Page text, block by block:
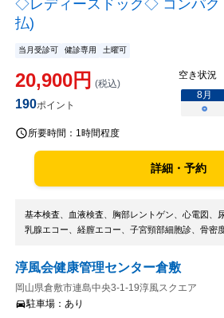
◇レディースドック◇ コンパ
払)
当月受診可 健診専用 土曜可
20,900円 (税込)
190ポイント
空き状況
8月
○
所要時間： 1時間程度
詳細・予約
基本検査、血液検査、胸部レントゲン、心電図、
乳腺エコー、経膣エコー、子宮頸部細胞診、骨密
淳風会健康管理センター倉敷
岡山県倉敷市連島中央3-1-19淳風スクエア
駐車場： あり